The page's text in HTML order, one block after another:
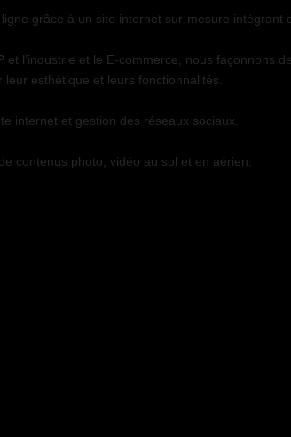
grâce à un site internet sur-mesure intégrant
et l’industrie et le E-commerce, nous façonnons
esthétique et leurs fonctionnalités.
internet et gestion des réseaux sociaux.
contenus photo, vidéo au sol et en aérien.